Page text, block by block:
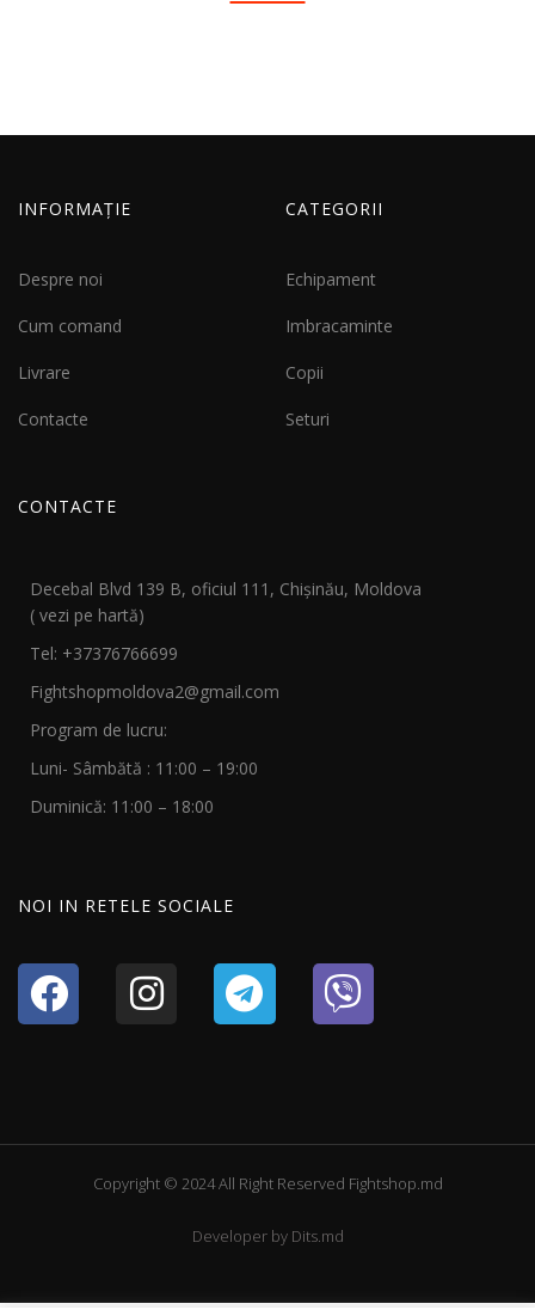
INFORMAȚIE
Despre noi
Cum comand
Livrare
Contacte
CATEGORII
Echipament
Imbracaminte
Copii
Seturi
CONTACTE
Decebal Blvd 139 B, oficiul 111, Chișinău, Moldova
( vezi pe hartă)
Tel: +37376766699
Fightshopmoldova2@gmail.com
Program de lucru:
Luni- Sâmbătă : 11:00 – 19:00
Duminică: 11:00 – 18:00
NOI IN RETELE SOCIALE
Copyright © 2024 All Right Reserved Fightshop.md
Developer by Dits.md